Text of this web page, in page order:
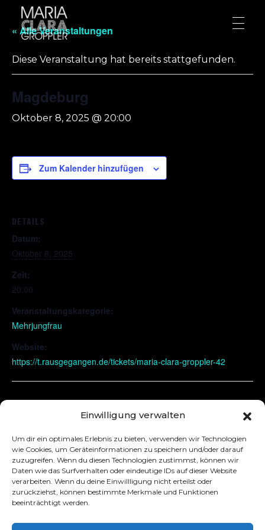
Einwilligung verwalten
Um dir ein optimales Erlebnis zu bieten, verwenden wir Technologien
wie Cookies, um Geräteinformationen zu speichern und/oder darauf
zuzugreifen. Wenn du diesen Technologien zustimmst, können wir
Daten wie das Surfverhalten oder eindeutige IDs auf dieser Website
verarbeiten. Wenn du deine Einwillligung nicht erteilst oder
zurückziehst, können bestimmte Merkmale und Funktionen
beeinträchtigt werden.
« Alle Veranstaltungen
Diese Veranstaltung hat bereits stattgefunden.
Magdeburg
Oktober 8, 2025 @ 20:00
Zum Kalender hinzufügen
DETAILS
Datum:
Oktober 8, 2025
Zeit:
20:00
Veranstaltungskategorie:
Mehrjungfrau
Website:
https://t.rausgegangen.de/tickets/maria-clara-groppler-42